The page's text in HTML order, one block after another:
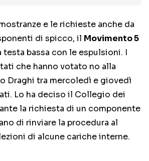
e le richieste anche da
di spicco, il Movimento 5
testa bassa con le espulsioni. I
che hanno votato no alla
Draghi tra mercoledì e giovedì
Lo ha deciso il Collegio dei
la richiesta di un componente
di rinviare la procedura al
di alcune cariche interne.